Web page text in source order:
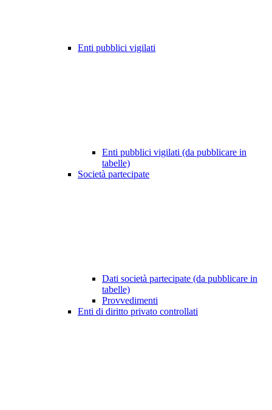
Enti pubblici vigilati
Enti pubblici vigilati (da pubblicare in
tabelle)
Società partecipate
Dati società partecipate (da pubblicare in
tabelle)
Provvedimenti
Enti di diritto privato controllati